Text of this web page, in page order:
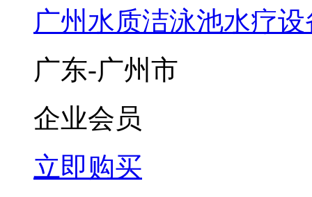
广州水质洁泳池水疗
广东-广州市
企业会员
立即购买